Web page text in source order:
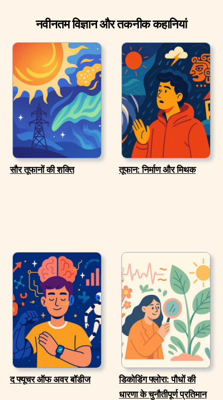
नवीनतम विज्ञान और तकनीक कहानियां
सौर तूफानों की शक्ति तूफान: निर्माण और मिथक
द फ्यूचर ऑफ अवर बॉडीज
डिकोडिंग फ्लोरा: पौधों की
धारणा के चुनौतीपूर्ण प्रतिमान